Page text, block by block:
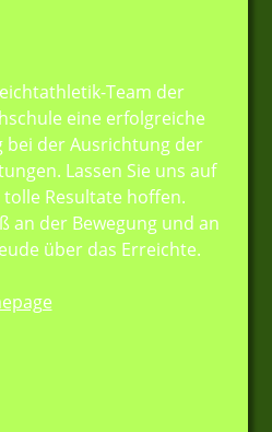
Team der
eine erfolgreiche
bei der Ausrichtung der
Lassen Sie uns auf
Resultate hoffen.
an der Bewegung und an
über das Erreichte.